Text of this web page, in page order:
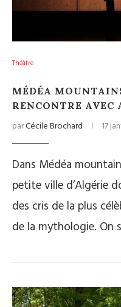
Théâtre
MÉDÉA
RENCONTRE
parCécile Brochard 17
Dans Médéa
petite ville d’Algérie
des cris de la plus
de la mythologie. On